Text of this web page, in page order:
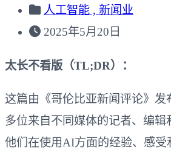
人工智能 , 新闻业
2025年5月20日
太长不看版（TL;DR）：
这篇由《哥伦比亚新闻评论》发
多位来自不同媒体的记者、编辑
他们在使用AI方面的经验、感受